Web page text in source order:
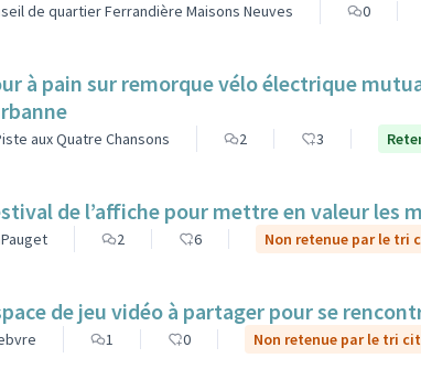
de quartier Ferrandière Maisons Neuves 0
à pain sur remorque vélo électrique
aux Quatre Chansons 2 3
de l’affiche pour mettre en valeur les
2 6 Non retenue par le tri
de jeu vidéo à partager pour se
1 0 Non retenue par le tri